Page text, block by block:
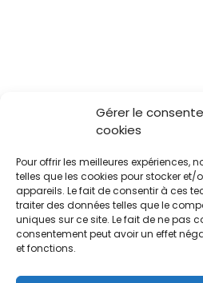
Gérer le
cookies
Pour offrir les meilleures expériences,
telles que les cookies pour stocker
appareils. Le fait de consentir à ces
traiter des données telles que le
uniques sur ce site. Le fait de ne pas
consentement peut avoir un effet
et fonctions.